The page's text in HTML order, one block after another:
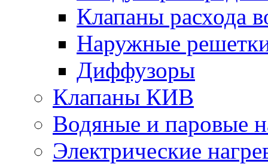
Клапаны расхода
Наружные
Диффузоры
Клапаны КИВ
Водяные и паровые
Электрические